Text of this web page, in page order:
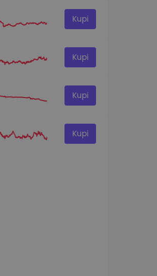
Kupi
Kupi
Kupi
Kupi